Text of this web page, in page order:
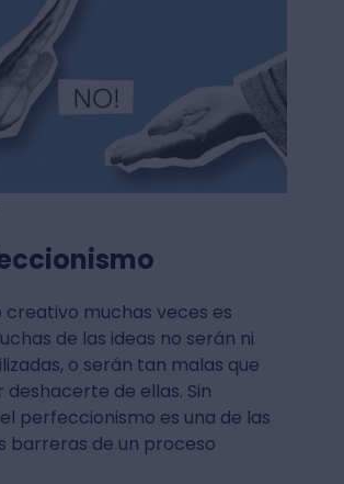
creativo muchas veces es
de las ideas no serán ni
o serán tan malas que
deshacerte de ellas. Sin
perfeccionismo es una de las
barreras de un proceso